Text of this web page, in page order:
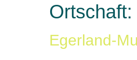
Ortschaft:
Egerland-